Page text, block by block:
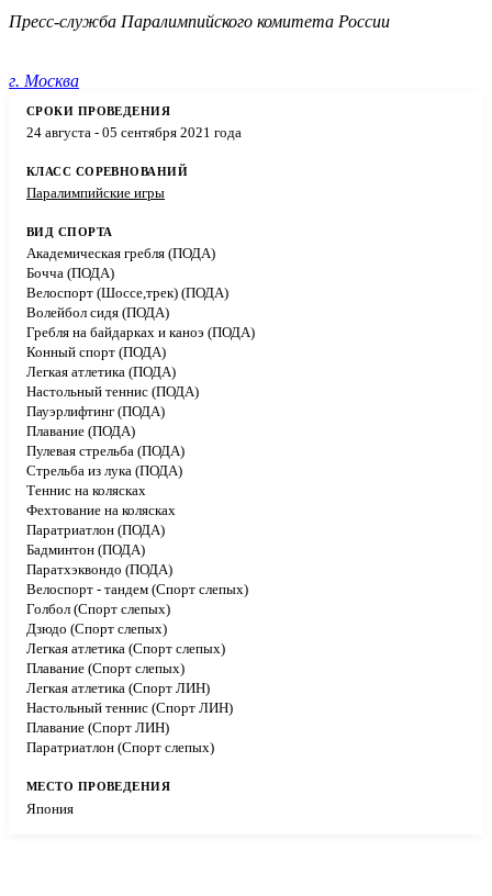
Пресс-служба Паралимпийского комитета России
г. Москва
24 августа - 05 сентября 2021 года
Паралимпийские игры
Академическая гребля (ПОДА)
Бочча (ПОДА)
Велоспорт (Шоссе,трек) (ПОДА)
Волейбол сидя (ПОДА)
Гребля на байдарках и каноэ (ПОДА)
Конный спорт (ПОДА)
Легкая атлетика (ПОДА)
Настольный теннис (ПОДА)
Пауэрлифтинг (ПОДА)
Плавание (ПОДА)
Пулевая стрельба (ПОДА)
Стрельба из лука (ПОДА)
Теннис на колясках
Фехтование на колясках
Паратриатлон (ПОДА)
Бадминтон (ПОДА)
Паратхэквондо (ПОДА)
Велоспорт - тандем (Спорт слепых)
Голбол (Спорт слепых)
Дзюдо (Спорт слепых)
Легкая атлетика (Спорт слепых)
Плавание (Спорт слепых)
Легкая атлетика (Спорт ЛИН)
Настольный теннис (Спорт ЛИН)
Плавание (Спорт ЛИН)
Паратриатлон (Спорт слепых)
Япония